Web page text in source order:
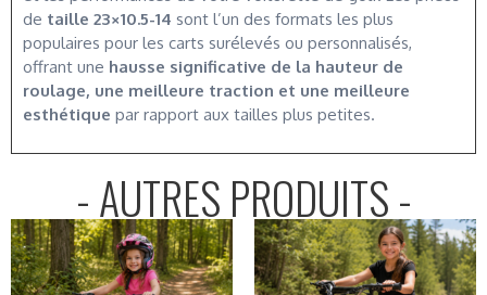
de taille 23×10.5-14 sont l’un des formats les plus
populaires pour les carts surélevés ou personnalisés,
offrant une hausse significative de la hauteur de
roulage, une meilleure traction et une meilleure
esthétique par rapport aux tailles plus petites.
- AUTRES PRODUITS -